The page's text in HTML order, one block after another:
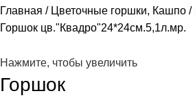
Главная
Цветочные горшки, Кашпо
Горшок цв."Квадро"24*24см.5,1л.мр.
Нажмите, чтобы увеличить
Горшок